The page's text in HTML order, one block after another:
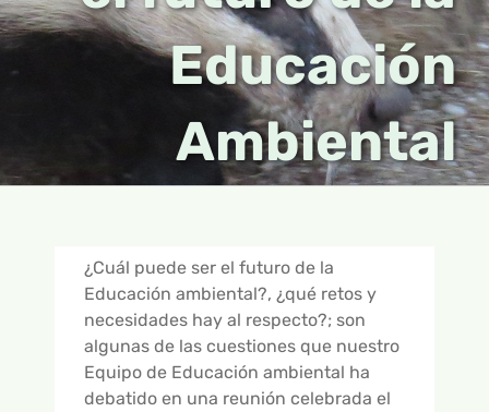
ONLINE
FICHAS PREVIAS A LA VISITA
APADRINAMIENTOS
TALLERES
RECURSOS PARA TU CENTRO
EDUCACIÓN INFANTIL
EDUCACIÓN PRIMARIA
EDUCACIÓN SECUNDARIA
RECURSOS
CUADERNILLOS DIDÁCTICOS
JUEGOS Y MANUALIDADES
PRESENTACIÓN – ¿QUÉ ES GREFA?
GUÍA INTERACTIVA – ALIADOS DEL CAMPO
CONTROL DE PLAGAS DE TOPILLO
INFORMACIÓN GENERAL
RESERVAS Y CONTACTO
PARTICIPAMOS
BUSCAR:
Educación
Ambiental
¿Cuál puede ser el futuro de la
Educación ambiental?, ¿qué retos y
necesidades hay al respecto?; son
algunas de las cuestiones que nuestro
Equipo de Educación ambiental ha
debatido en una reunión celebrada el